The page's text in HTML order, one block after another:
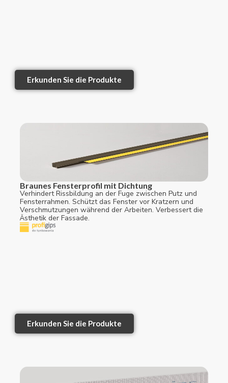
Erkunden Sie die Produkte
Braunes Fensterprofil mit Dichtung
Verhindert Rissbildung an der Fuge zwischen Putz und
Fensterrahmen. Schützt das Fenster vor Kratzern und
Verschmutzungen während der Arbeiten. Verbessert die
Ästhetik der Fassade.
Erkunden Sie die Produkte